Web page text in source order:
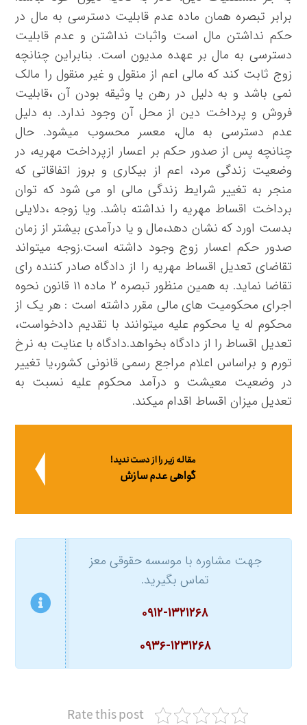
برابر تبصره همان ماده عدم قابلیت دسترسی به مال در
حکم نداشتن مال است واثبات نداشتن و عدم قابلیت
دسترسی به مال بر عهده مدیون است. بنابراین چنانچه
زوج ثابت کند که مالی اعم از منقول و غیر منقول را مالک
نمی باشد و به دلیل در رهن یا وثیقه بودن آن ،قابلیت
فروش و پرداخت دین از محل آن وجود ندارد. به دلیل
عدم دسترسی به مال، معسر محسوب میشود. حال
چنانچه پس از صدور حکم بر اعسار ازپرداخت مهریه، در
وضعیت زندگی مرد، اعم از بیکاری و بروز اتفاقاتی که
منجر به تغییر شرایط زندگی مالی او می شود که توان
برداخت اقساط مهریه را نداشته باشد. ویا زوجه ،دلایلی
بدست اورد که نشان دهد،مال و یا درآمدی بیشتر از زمان
صدور حکم اعسار زوج وجود داشته است.زوجه میتواند
تقاضای تعدیل اقساط مهریه را از دادگاه صادر کننده رای
تقاضا نماید. به همین منظور تبصره ۲ ماده ۱۱ قانون نحوه
اجرای محکومیت های مالی مقرر داشته است : هر یک از
محکوم له یا محکوم علیه میتوانند با تقدیم دادخواست،
تعدیل اقساط را از دادگاه بخواهد.دادگاه با عنایت به نرخ
تورم و براساس اعلام مراجع رسمی قانونی کشور،یا تغییر
در وضعیت معیشت و درآمد محکوم علیه نسبت به
تعدیل میزان اقساط اقدام میکند.
مقاله زیر را از دست ندید!
گواهی عدم سازش
جهت مشاوره با موسسه حقوقی معز
تماس بگیرید.
۰۹۱۲-۱۳۲۱۲۶۸
۰۹۳۶-۱۲۳۱۲۶۸
Rate this post